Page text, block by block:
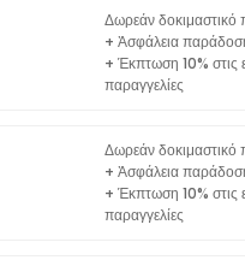
Δωρεάν δοκιμαστικό
+ Ἀσφάλεια
+ Έκπτωση 10% στις
παραγγελίες
Δωρεάν δοκιμαστικό
+ Ἀσφάλεια
+ Έκπτωση 10% στις
παραγγελίες